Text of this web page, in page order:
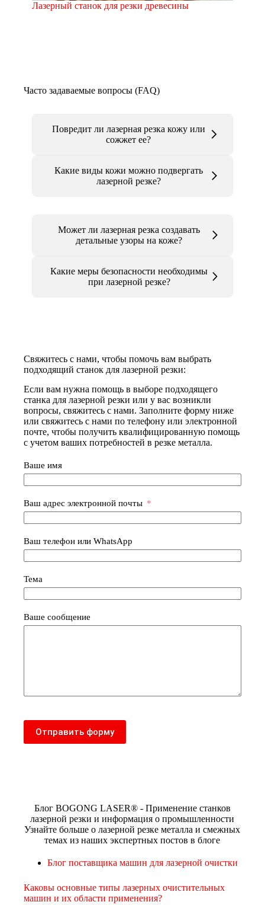
Лазерный станок для резки древесины
Часто задаваемые вопросы (FAQ)
Повредит ли лазерная резка кожу или
сожжет ее?
Какие виды кожи можно подвергать
лазерной резке?
Может ли лазерная резка создавать
детальные узоры на коже?
Какие меры безопасности необходимы
при лазерной резке?
Свяжитесь с нами, чтобы помочь вам выбрать
подходящий станок для лазерной резки:
Если вам нужна помощь в выборе подходящего
станка для лазерной резки или у вас возникли
вопросы, свяжитесь с нами. Заполните форму ниже
или свяжитесь с нами по телефону или электронной
почте, чтобы получить квалифицированную помощь
с учетом ваших потребностей в резке металла.
Ваше имя
Ваш адрес электронной почты
Ваш телефон или WhatsApp
Тема
Ваше сообщение
Отправить форму
Блог BOGONG LASER® - Применение станков
лазерной резки и информация о промышленности
Узнайте больше о лазерной резке металла и смежных
темах из наших экспертных постов в блоге
Блог поставщика машин для лазерной очистки
Каковы основные типы лазерных очистительных
машин и их области применения?